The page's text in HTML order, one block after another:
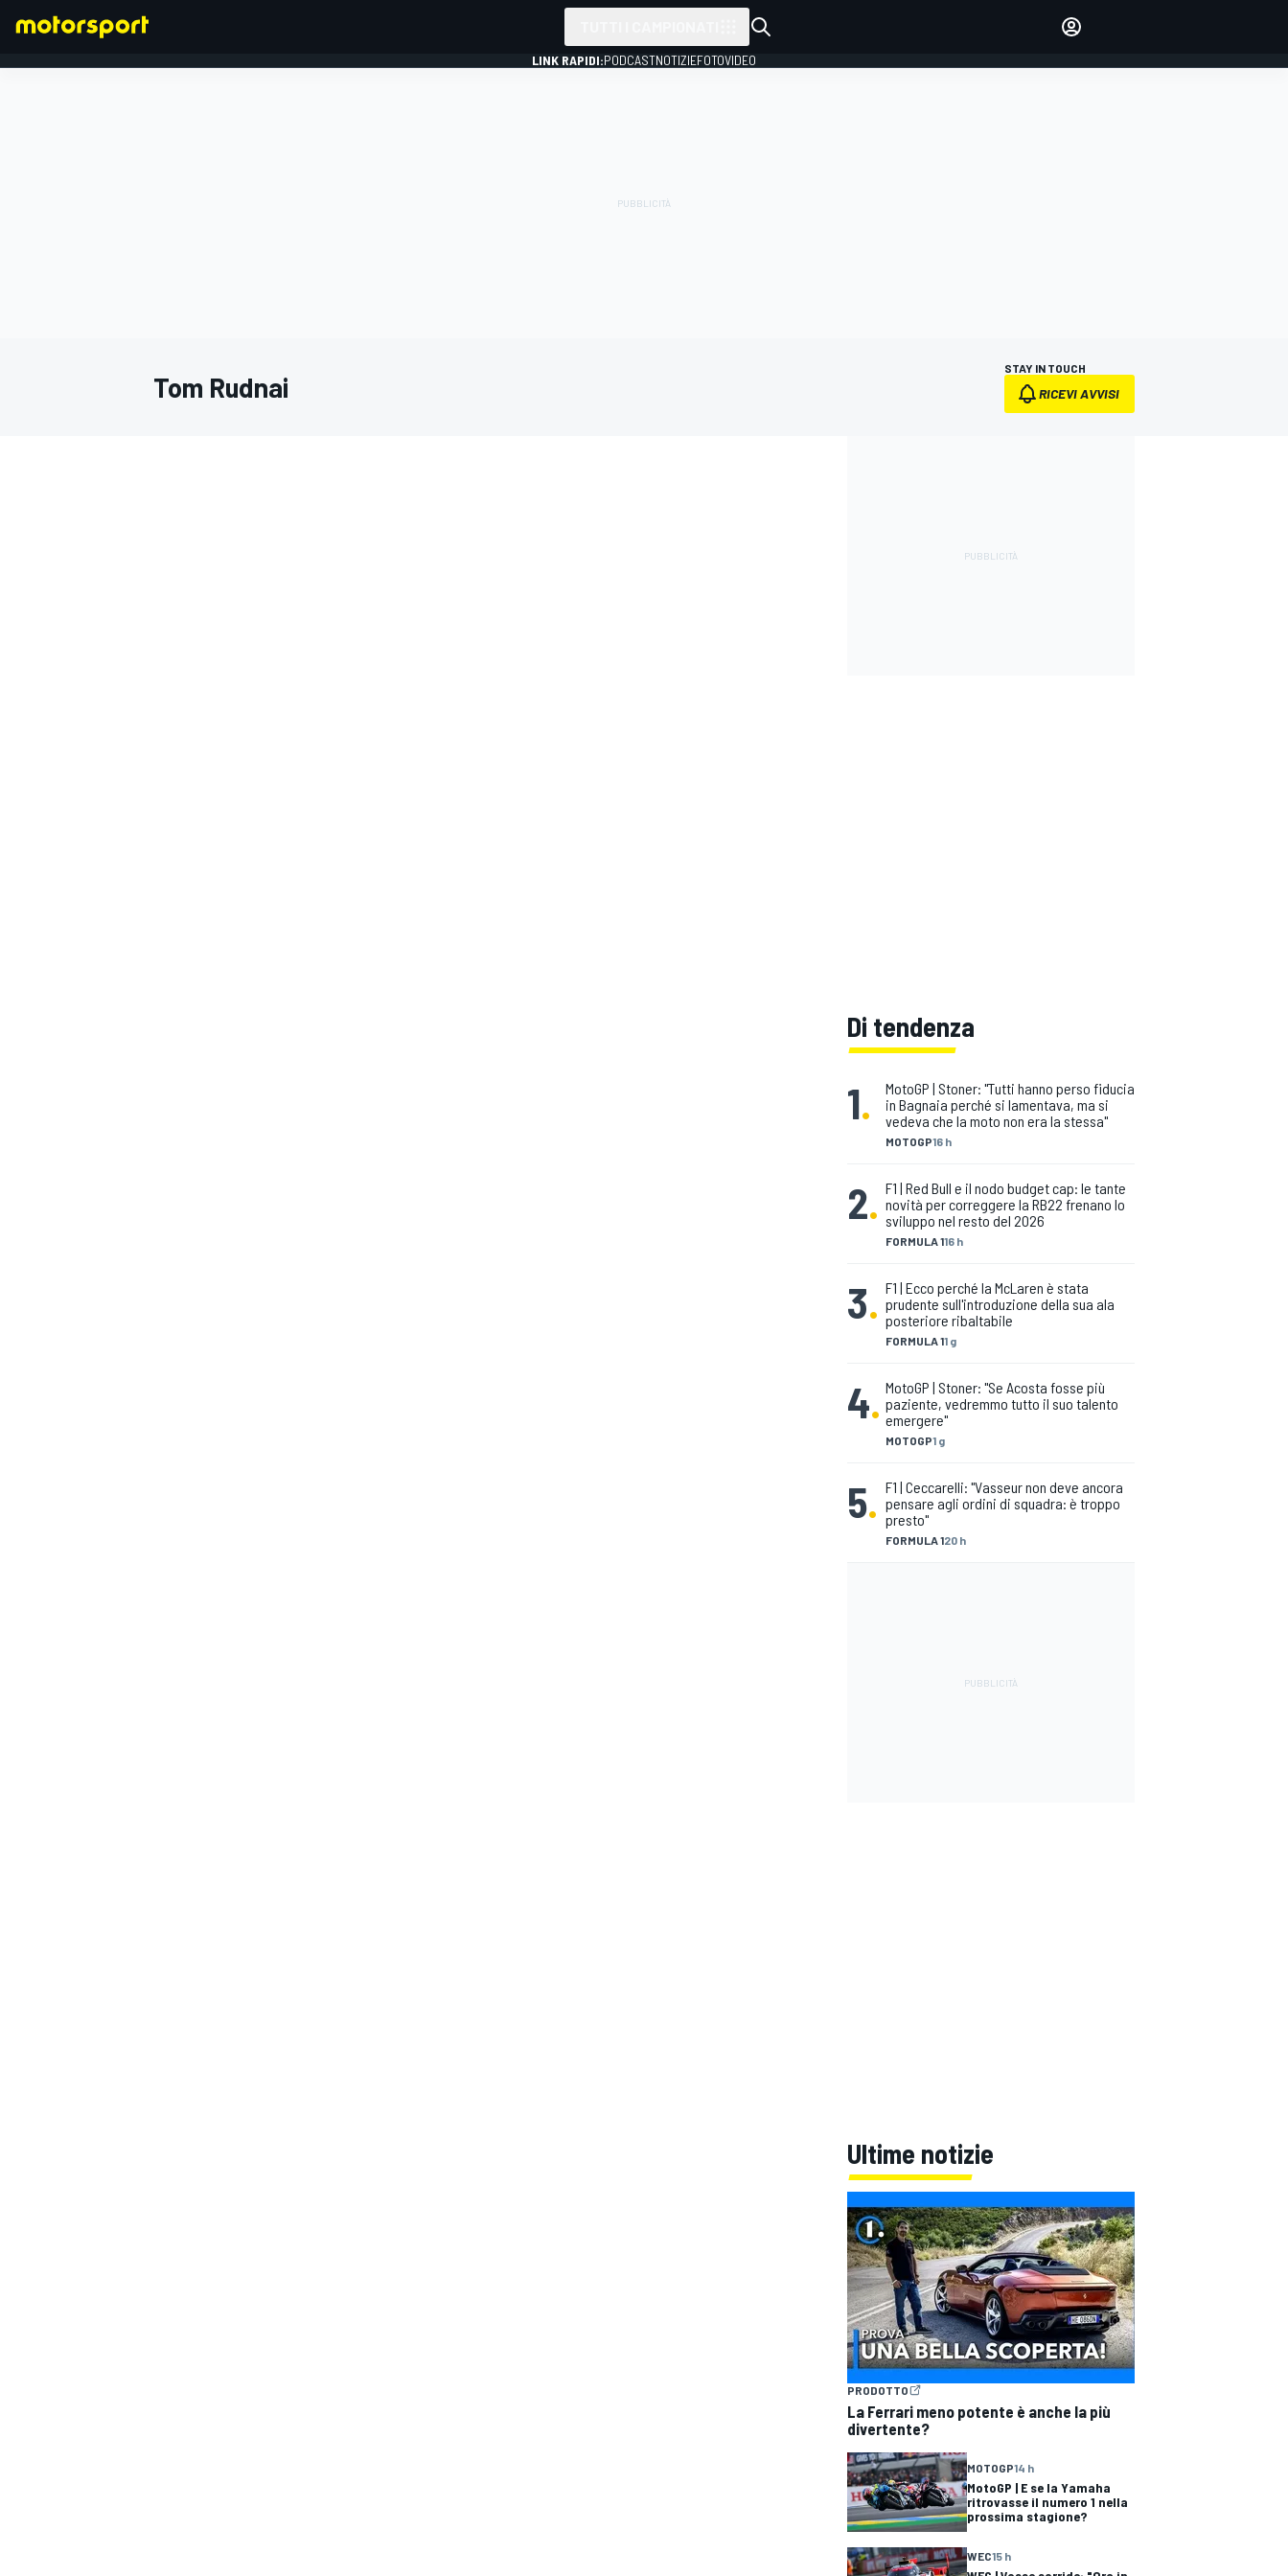
ACCEDI
LINK RAPIDI:PODCASTNOTIZIEFOTOVIDEO
Tom Rudnai
STAY IN TOUCH
RICEVI AVVISI
Di tendenza
1.
MOTOGP16 h
MotoGP | Stoner: "Tutti hanno perso fiducia
in Bagnaia perché si lamentava, ma si
vedeva che la moto non era la stessa"
2.
FORMULA 116 h
F1 | Red Bull e il nodo budget cap: le tante
novità per correggere la RB22 frenano lo
sviluppo nel resto del 2026
3.
FORMULA 11 g
F1 | Ecco perché la McLaren è stata
prudente sull'introduzione della sua ala
posteriore ribaltabile
4.
MOTOGP1 g
MotoGP | Stoner: "Se Acosta fosse più
paziente, vedremmo tutto il suo talento
emergere"
5.
FORMULA 120 h
F1 | Ceccarelli: "Vasseur non deve ancora
pensare agli ordini di squadra: è troppo
presto"
Ultime notizie
PRODOTTO
La Ferrari meno potente è anche la più
divertente?
MOTOGP14 h
MotoGP | E se la Yamaha
ritrovasse il numero 1 nella
prossima stagione?
WEC15 h